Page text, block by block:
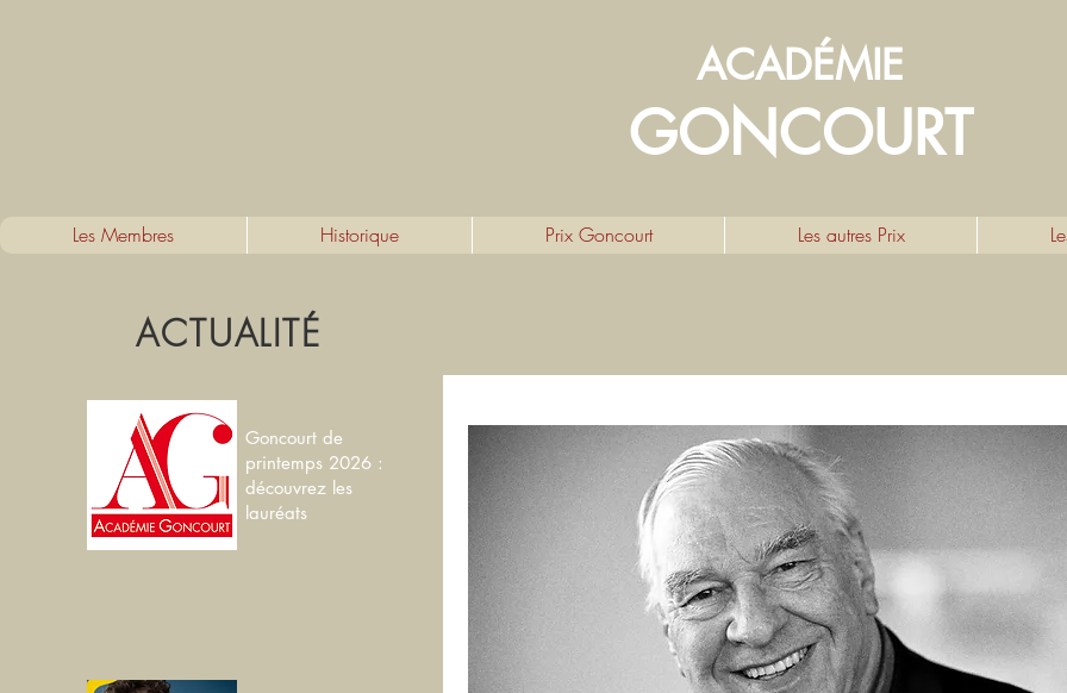
ACADÉMIE
GONCOURT
Les Membres Historique Prix Goncourt Les autres Prix
ACTUALITÉ
Goncourt de
printemps 2026 :
découvrez les
lauréats